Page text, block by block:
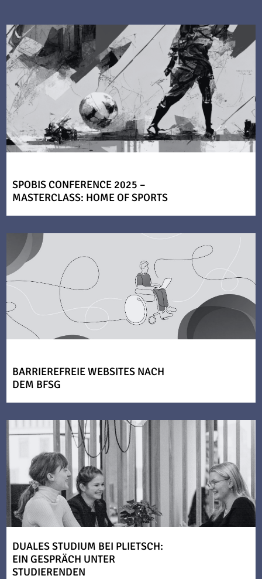
SPOBIS CONFERENCE 2025 –
MASTERCLASS: HOME OF SPORTS
BARRIEREFREIE WEBSITES NACH
DEM BFSG
DUALES STUDIUM BEI PLIETSCH:
EIN GESPRÄCH UNTER
STUDIERENDEN